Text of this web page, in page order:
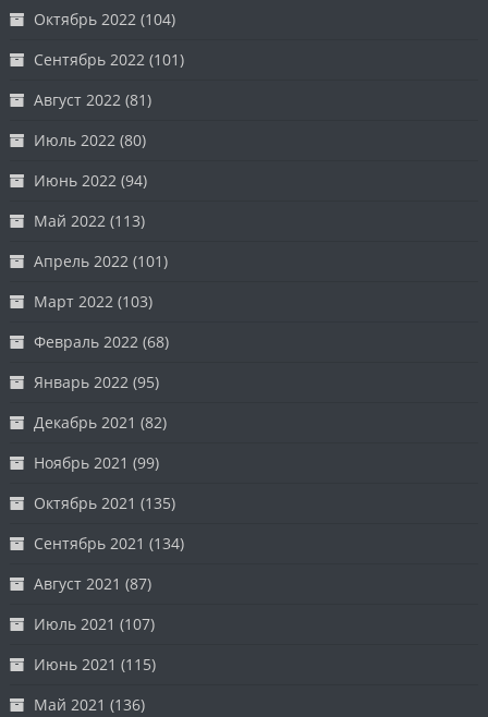
Октябрь 2022 (104)
Сентябрь 2022 (101)
Август 2022 (81)
Июль 2022 (80)
Июнь 2022 (94)
Май 2022 (113)
Апрель 2022 (101)
Март 2022 (103)
Февраль 2022 (68)
Январь 2022 (95)
Декабрь 2021 (82)
Ноябрь 2021 (99)
Октябрь 2021 (135)
Сентябрь 2021 (134)
Август 2021 (87)
Июль 2021 (107)
Июнь 2021 (115)
Май 2021 (136)